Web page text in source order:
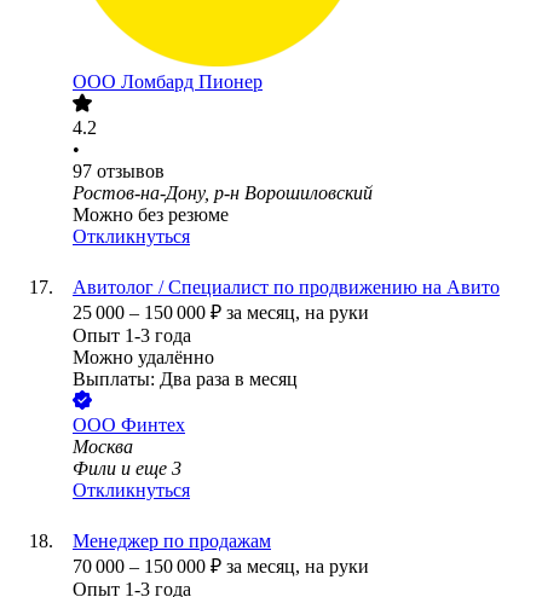
ООО Ломбард Пионер
4.2
•
97 отзывов
Ростов-на-Дону, р-н Ворошиловский
Можно без резюме
Откликнуться
Авитолог / Специалист по продвижению на Авито
25 000 – 150 000 ₽ за месяц, на руки
Опыт 1-3 года
Можно удалённо
Выплаты: Два раза в месяц
ООО Финтех
Москва
Фили и еще 3
Откликнуться
Менеджер по продажам
70 000 – 150 000 ₽ за месяц, на руки
Опыт 1-3 года